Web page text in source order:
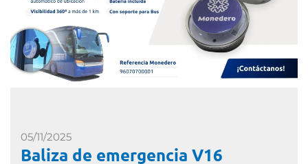
05/11/2025
Baliza de emergencia V16